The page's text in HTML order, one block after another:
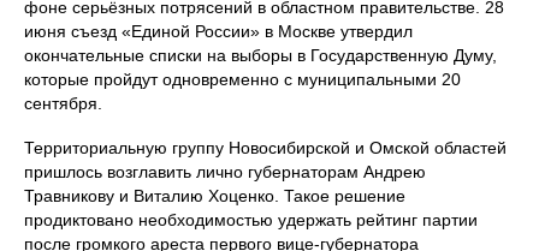
фоне серьёзных потрясений в областном правительстве. 28
июня съезд «Единой России» в Москве утвердил
окончательные списки на выборы в Государственную Думу,
которые пройдут одновременно с муниципальными 20
сентября.
Территориальную группу Новосибирской и Омской областей
пришлось возглавить лично губернаторам Андрею
Травникову и Виталию Хоценко. Такое решение
продиктовано необходимостью удержать рейтинг партии
после громкого ареста первого вице-губернатора